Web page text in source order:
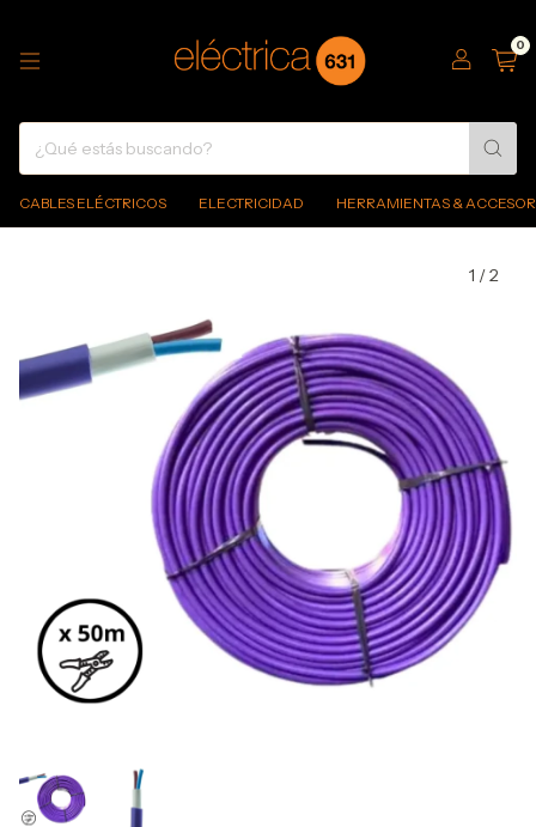
0
CABLES ELÉCTRICOS ELECTRICIDAD HERRAMIENTAS &
1 /2